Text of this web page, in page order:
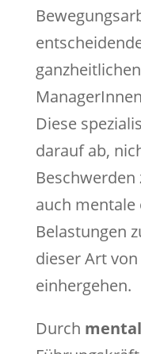
Diese
darauf ab,
auch
Belastungen
dieser Art
einhergehen.
Durch